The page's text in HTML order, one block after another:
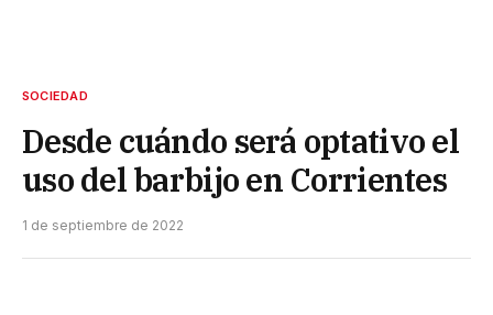
SOCIEDAD
Desde cuándo será optativo el
uso del barbijo en Corrientes
1 de septiembre de 2022